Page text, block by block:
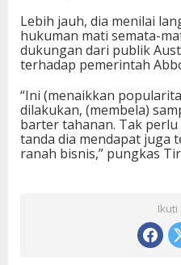
Lebih jauh, dia menilai
hukuman mati semata-
dukungan dari publik
terhadap pemerintah
“Ini (menaikkan
dilakukan, (membela)
barter tahanan. Tak
tanda dia mendapat juga
ranah bisnis,” pungkas
Ikuti